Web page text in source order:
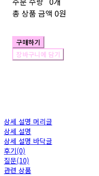
총 상품 금액 0원
구매하기
장바구니에 담기
상세 설명 머리글
상세 설명
상세 설명 바닥글
후기(0)
질문(10)
관련 상품